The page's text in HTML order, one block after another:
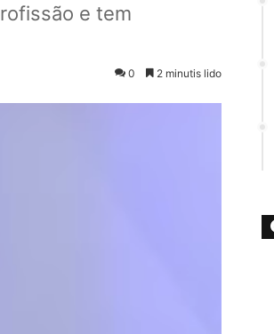
e tem
0 2 minutis lido